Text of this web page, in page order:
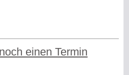
einen Termin